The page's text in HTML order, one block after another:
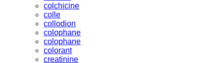
colchicine
colle
collodion
colophane
colophane
colorant
creatinine